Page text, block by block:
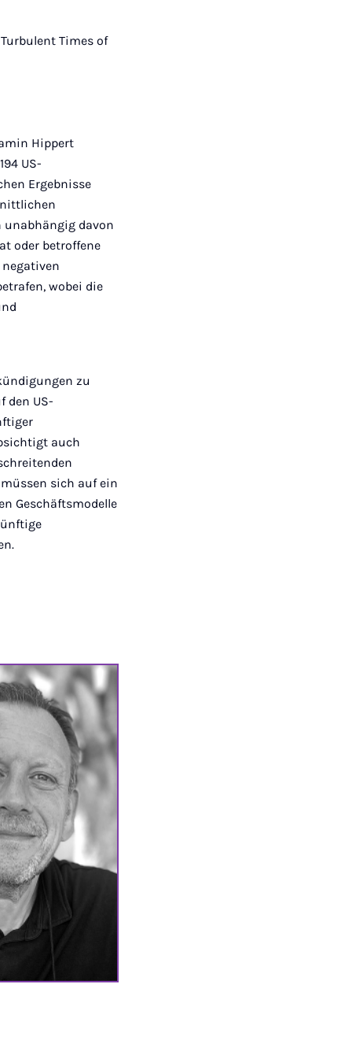
Times of
Hippert
US-
Ergebnisse
unabhängig davon
oder betroffene
negativen
wobei die
zu
den US-
auch
sich auf ein
Geschäftsmodelle